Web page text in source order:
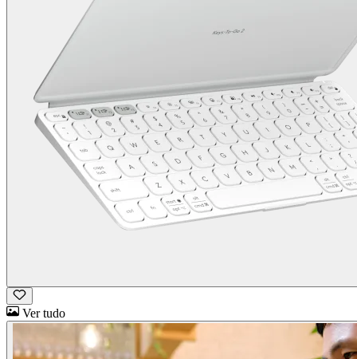
Ver tudo